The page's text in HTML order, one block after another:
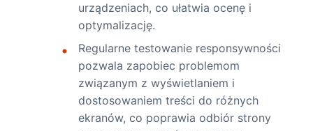
urządzeniach, co ułatwia ocenę i
optymalizację.
Regularne testowanie responsywności
pozwala zapobiec problemom
związanym z wyświetlaniem i
dostosowaniem treści do różnych
ekranów, co poprawia odbiór strony